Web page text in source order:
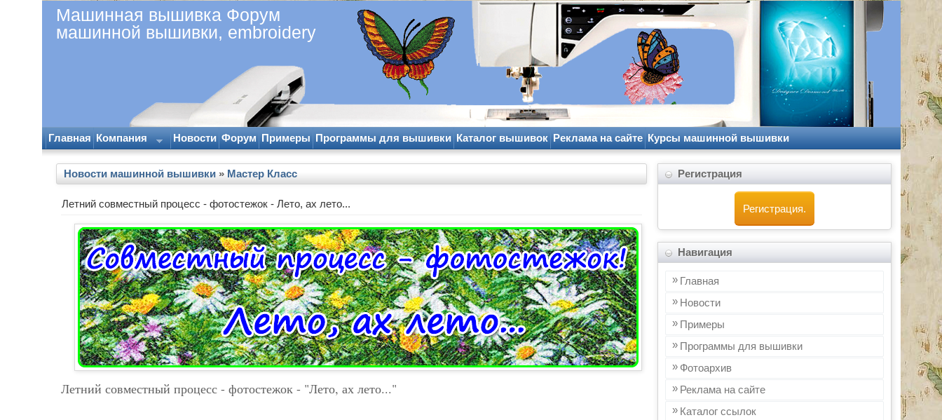
Машинная вышивка Форум
машинной вышивки, embroidery
Главная Компания Новости Форум Примеры Программы для вышивки Каталог вышивок Реклама на сайте Курсы машинной вышивки
Новости машинной вышивки» Мастер Класс
Летний совместный процесс - фотостежок - Лето, ах лето...
Летний совместный процесс - фотостежок - "Лето, ах лето..."
Регистрация
Регистрация.
Навигация
Главная
Новости
Примеры
Программы для вышивки
Фотоархив
Реклама на сайте
Каталог ссылок